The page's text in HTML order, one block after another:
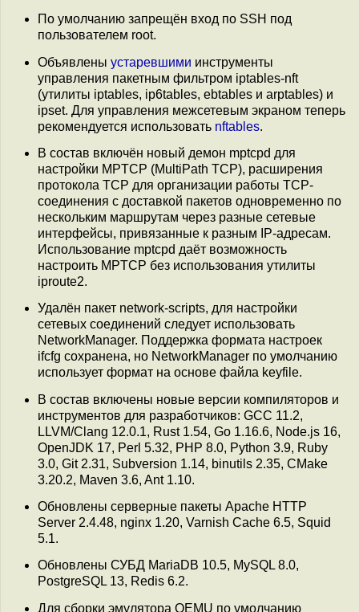
По умолчанию запрещён вход по SSH под
пользователем root.
Объявлены устаревшими инструменты
управления пакетным фильтром iptables-nft
(утилиты iptables, ip6tables, ebtables и arptables) и
ipset. Для управления межсетевым экраном теперь
рекомендуется использовать nftables.
В состав включён новый демон mptcpd для
настройки MPTCP (MultiPath TCP), расширения
протокола TCP для организации работы TCP-
соединения с доставкой пакетов одновременно по
нескольким маршрутам через разные сетевые
интерфейсы, привязанные к разным IP-адресам.
Использование mptcpd даёт возможность
настроить MPTCP без использования утилиты
iproute2.
Удалён пакет network-scripts, для настройки
сетевых соединений следует использовать
NetworkManager. Поддержка формата настроек
ifcfg сохранена, но NetworkManager по умолчанию
использует формат на основе файла keyfile.
В состав включены новые версии компиляторов и
инструментов для разработчиков: GCC 11.2,
LLVM/Clang 12.0.1, Rust 1.54, Go 1.16.6, Node.js 16,
OpenJDK 17, Perl 5.32, PHP 8.0, Python 3.9, Ruby
3.0, Git 2.31, Subversion 1.14, binutils 2.35, CMake
3.20.2, Maven 3.6, Ant 1.10.
Обновлены серверные пакеты Apache HTTP
Server 2.4.48, nginx 1.20, Varnish Cache 6.5, Squid
5.1.
Обновлены СУБД MariaDB 10.5, MySQL 8.0,
PostgreSQL 13, Redis 6.2.
Для сборки эмулятора QEMU по умолчанию